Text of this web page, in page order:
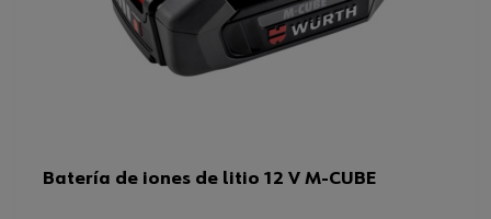
Batería de iones de litio 12 V M-CUBE